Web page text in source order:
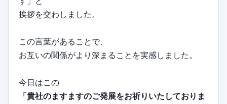
挨拶を交わしました。
この言葉があることで、
お互いの関係がより深まることを実感しました。
今日はこの
「貴社のますますのご発展をお祈りいたしておりま